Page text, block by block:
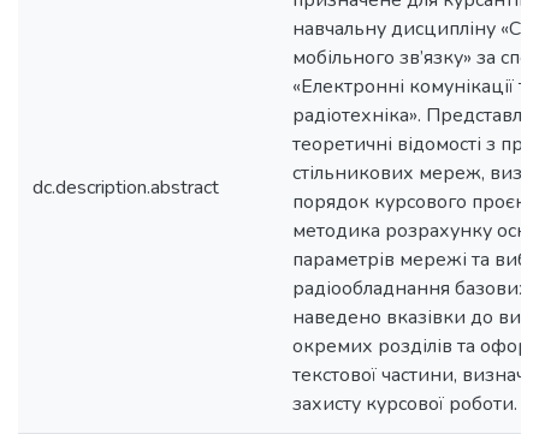
dc.description.abstract
навчальну дисципліну
мобільного зв’язку» за
«Електронні комунікації та
радіотехніка».
теоретичні відомості з
стільникових мереж,
порядок курсового
методика розрахунку
параметрів мережі та
радіообладнання базових
наведено вказівки до
окремих розділів та
текстової частини,
захисту курсової роботи.